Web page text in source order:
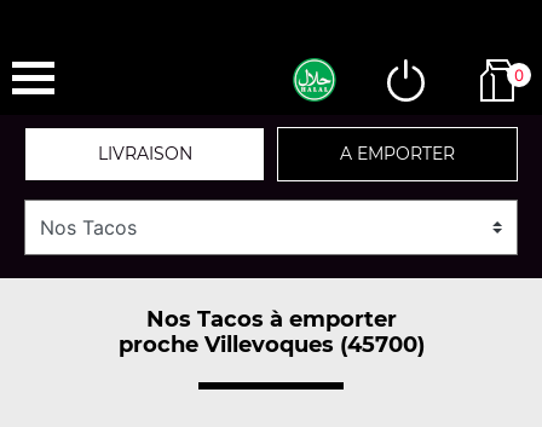
0
LIVRAISON A EMPORTER
Nos Tacos à emporter
proche Villevoques (45700)